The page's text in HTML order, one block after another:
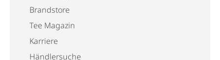
Brandstore
Tee Magazin
Karriere
Händlersuche